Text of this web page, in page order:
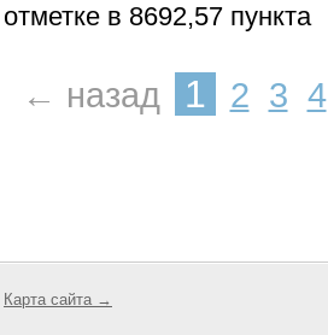
отметке в 8692,57 пункта
← назад 1 2 3 4
Карта сайта →